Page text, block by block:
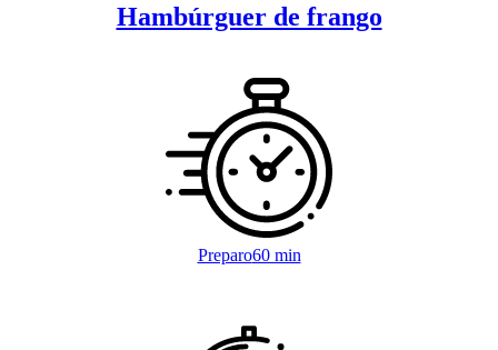
Hambúrguer de frango
Preparo60 min